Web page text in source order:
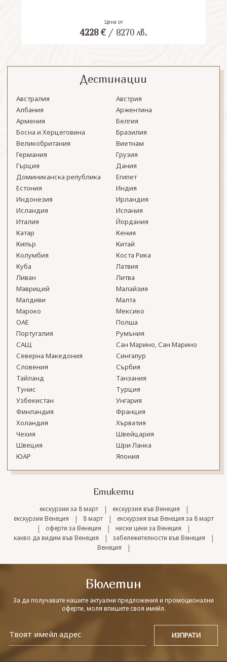
Цена от
4228 €/ 8270 лв.
Дестинации
Австралия
Австрия
Албания
Аржентина
Армения
Белгия
Босна и Херцеговина
Бразилия
Великобритания
Виетнам
Германия
Грузия
Гърция
Дания
Доминиканска република
Египет
Естония
Индия
Индонезия
Ирландия
Исландия
Испания
Италия
Йордания
Катар
Кения
Кипър
Китай
Колумбия
Коста Рика
Куба
Латвия
Ливан
Литва
Мавриций
Малайзия
Малдиви
Малта
Мароко
Мексико
ОАЕ
Полша
Португалия
Румъния
САЩ
Сан Марино, Сан Марино
Северна Македония
Сингапур
Словения
Сърбия
Тайланд
Танзания
Тунис
Турция
Узбекистан
Унгария
Финландия
Франция
Холандия
Хърватия
Чехия
Швейцария
Швеция
Шри Ланка
ЮАР
Япония
Етикети
екскурзии за 8 март | екскурзия във Венеция |
екскурзии Венеция | 8 март | екскурзия във Венеция за 8 март
| оферти за Венеция | ниски цени за Венеция |
какво да видим във Венеция | забележителности във Венеция |
Венеция |
Бюлетин
За да получавате нашите актуални предложения и промоционални
оферти, моля впишете своя имейл.